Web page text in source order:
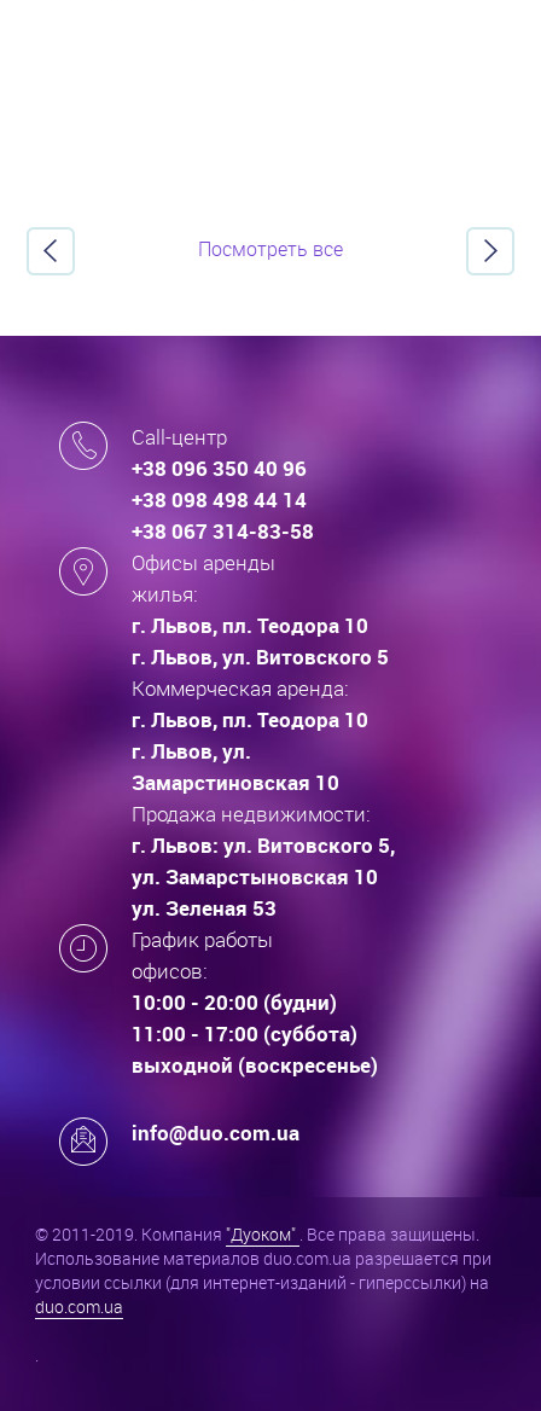
Посмотреть все
Call-центр
+38 096 350 40 96
+38 098 498 44 14
+38 067 314-83-58
Офисы аренды
жилья:
г. Львов, пл. Теодора 10
г. Львов, ул. Витовского 5
Коммерческая аренда:
г. Львов, пл. Теодора 10
г. Львов, ул.
Замарстиновская 10
Продажа недвижимости:
г. Львов: ул. Витовского 5,
ул. Замарстыновская 10
ул. Зеленая 53
График работы
офисов:
10:00 - 20:00 (будни)
11:00 - 17:00 (суббота)
выходной (воскресенье)
info@duo.com.ua
© 2011-2019. Компания "Дуоком" . Все права защищены.
Использование материалов duo.com.ua разрешается при
условии ссылки (для интернет-изданий - гиперссылки) на
duo.com.ua
.